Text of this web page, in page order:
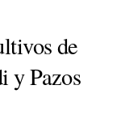
de
y Pazos